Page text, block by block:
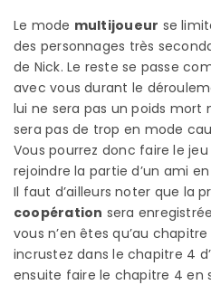
Le mode multijoueur se
des personnages très
de Nick. Le reste se passe
avec vous durant le
lui ne sera pas un poids mort
sera pas de trop en mode
Vous pourrez donc faire le
rejoindre la partie d’un ami
Il faut d’ailleurs noter que la
coopération sera
vous n’en êtes qu’au
incrustez dans le chapitre 4
ensuite faire le chapitre 4 en